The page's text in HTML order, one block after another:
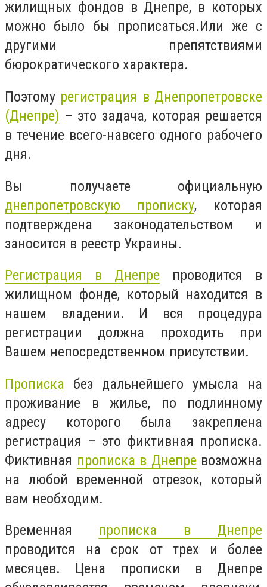
жилищных фондов в Днепре, в которых
можно было бы прописаться.Или же с
другими препятствиями
бюрократического характера.
Поэтому регистрация в Днепропетровске
(Днепре) – это задача, которая решается
в течение всего-навсего одного рабочего
дня.
Вы получаете официальную
днепропетровскую прописку, которая
подтверждена законодательством и
заносится в реестр Украины.
Регистрация в Днепре проводится в
жилищном фонде, который находится в
нашем владении. И вся процедура
регистрации должна проходить при
Вашем непосредственном присутствии.
Прописка без дальнейшего умысла на
проживание в жилье, по подлинному
адресу которого была закреплена
регистрация – это фиктивная прописка.
Фиктивная прописка в Днепре возможна
на любой временной отрезок, который
вам необходим.
Временная прописка в Днепре
проводится на срок от трех и более
месяцев. Цена прописки в Днепре